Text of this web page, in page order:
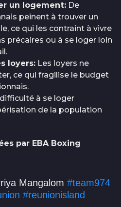
un logement: De
peinent à trouver un
ce qui les contraint à vivre
précaires ou à se loger loin
loyers: Les loyers ne
ce qui fragilise le budget
à se loger
de la population
par EBA Boxing
Mangalom #team974
#reunionisland